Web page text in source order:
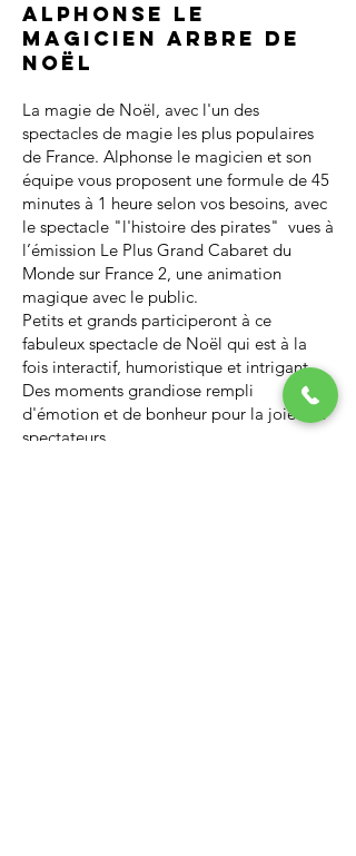
Alphonse le
magicien arbre de
noël
La magie de Noël, avec l'un des
spectacles de magie les plus populaires
de France. Alphonse le magicien et son
équipe vous proposent une formule de 45
minutes à 1 heure selon vos besoins, avec
le spectacle "l'histoire des pirates" vues à
l’émission Le Plus Grand Cabaret du
Monde sur France 2, une animation
magique avec le public.
Petits et grands participeront à ce
fabuleux spectacle de Noël qui est à la
fois interactif, humoristique et intrigant.
Des moments grandiose rempli
d'émotion et de bonheur pour la joie des
spectateurs.